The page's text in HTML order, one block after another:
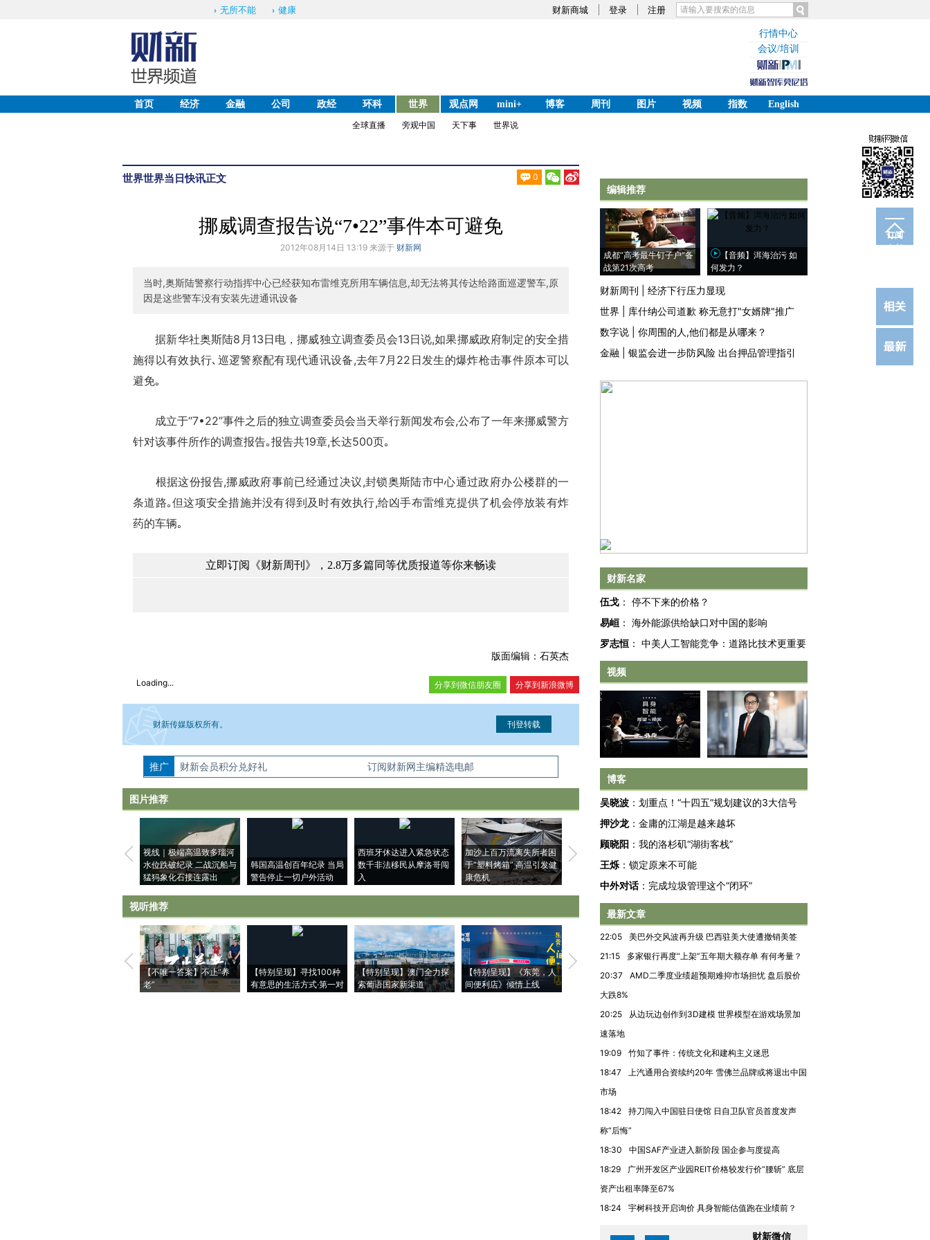
财新商城 登录 注册
无所不能 健康
行情中心
会议/培训
首页 经济 金融 公司 政经 环科 世界 观点网 mini+ 博客 周刊 图片 视频 指数
English
全球直播
旁观中国 天下事 世界说
世界世界当日快讯正文 0
订阅
电邮
挪威调查报告说“7•22”事件本可避免
2012年08月14日 13:19 来源于 财新网
当时,奥斯陆警察行动指挥中心已经获知布雷维克所用车辆信息,却无法将其传达给路面巡逻警车,原
因是这些警车没有安装先进通讯设备
据新华社奥斯陆8月13日电，挪威独立调查委员会13日说,如果挪威政府制定的安全措
施得以有效执行､巡逻警察配有现代通讯设备,去年7月22日发生的爆炸枪击事件原本可以
避免｡
成立于“7•22”事件之后的独立调查委员会当天举行新闻发布会,公布了一年来挪威警方
针对该事件所作的调查报告｡报告共19章,长达500页｡
根据这份报告,挪威政府事前已经通过决议,封锁奥斯陆市中心通过政府办公楼群的一
条道路｡但这项安全措施并没有得到及时有效执行,给凶手布雷维克提供了机会停放装有炸
药的车辆｡
立即订阅《财新周刊》，2.8万多篇同等优质报道等你来畅读
版面编辑：石英杰
Loading... 分享到新浪微博
分享到微信朋友圈
财新传媒版权所有。
如需刊登转载请点击右侧按钮，提交相关信息。经确认即可刊登转载。
推广 财新会员积分兑好礼 订阅财新网主编精选电邮
图片推荐
视线｜极端高温致多瑙河
水位跌破纪录 二战沉船与
猛犸象化石接连露出
韩国高温创百年纪录 当局
警告停止一切户外活动
西班牙休达进入紧急状态
数千非法移民从摩洛哥闯
入
加沙上百万流离失所者困
于“塑料烤箱” 高温引发健
康危机
马航飞行员跨国走私7万
粒摇头丸 尿检体内含3种
泽连斯基密集出访美英 索
视听推荐
【不唯一答案】不止“养
老”
【特别呈现】寻找100种
有意思的生活方式·第一对
【特别呈现】澳门全力探
索葡语国家新渠道
【特别呈现】《东莞，人
间便利店》倾情上线
【推广】走进第四届链博
会，让数智科技“链”接产
【特别呈现】寻找100种
【商旅对话】华住集团
CFO：不靠规模取胜，华
编辑推荐
成都“高考最牛钉子户”备
战第21次高考
【音频】洱海治污 如
何发力？
财新周刊
经济下行压力显现
世界
库什纳公司道歉 称无意打"女婿牌"推广
数字说
你周围的人,他们都是从哪来？
金融
银监会进一步防风险 出台押品管理指引
财新名家
伍戈 ： 停不下来的价格？
易峘 ： 海外能源供给缺口对中国的影响
罗志恒 ： 中美人工智能竞争：道路比技术更重要
视频
博客
吴晓波 ： 划重点！“十四五”规划建议的3大信号
押沙龙 ： 金庸的江湖是越来越坏
顾晓阳 ： 我的洛杉矶“湖街客栈”
王烁 ： 锁定原来不可能
中外对话： 完成垃圾管理这个“闭环”
最新文章
22:05
美巴外交风波再升级 巴西驻美大使遭撤销美签
21:15
多家银行再度“上架”五年期大额存单 有何考量？
20:37
AMD二季度业绩超预期难抑市场担忧 盘后股价
大跌8%
20:25
从边玩边创作到3D建模 世界模型在游戏场景加
速落地
19:09
竹知了事件：传统文化和建构主义迷思
18:47
上汽通用合资续约20年 雪佛兰品牌或将退出中国
市场
18:42
持刀闯入中国驻日使馆 日自卫队官员首度发声
称“后悔”
18:30
中国SAF产业进入新阶段 国企参与度提高
18:29
广州开发区产业园REIT价格较发行价“腰斩” 底层
资产出租率降至67%
18:24
宇树科技开启询价 具身智能估值跑在业绩前？
财新微信